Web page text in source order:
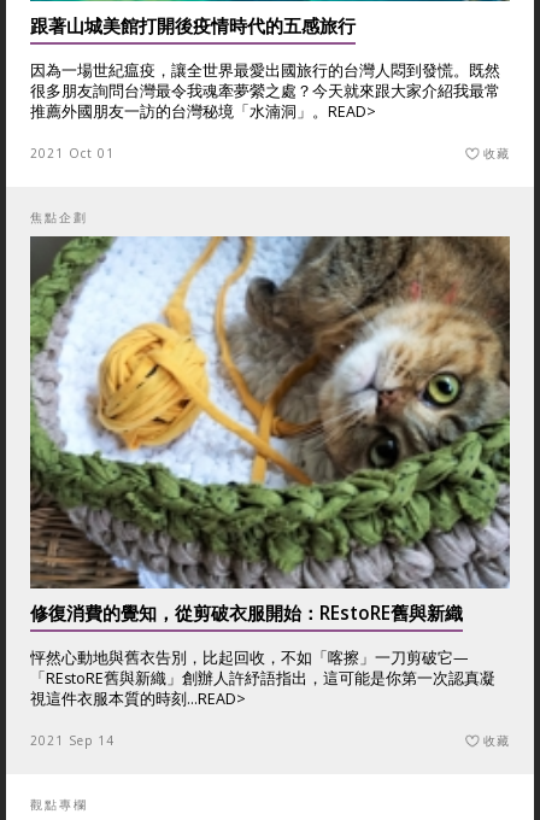
跟著山城美館打開後疫情時代的五感旅行
因為一場世紀瘟疫，讓全世界最愛出國旅行的台灣人悶到發慌。既然
很多朋友詢問台灣最令我魂牽夢縈之處？今天就來跟大家介紹我最常
推薦外國朋友一訪的台灣秘境「水湳洞」。 READ>
2021 Oct 01 收藏
焦點企劃
修復消費的覺知，從剪破衣服開始：REstoRE舊與新織
怦然心動地與舊衣告別，比起回收，不如「喀擦」一刀剪破它—
「REstoRE舊與新織」創辦人許紓語指出，這可能是你第一次認真凝
視這件衣服本質的時刻...READ>
2021 Sep 14 收藏
觀點專欄